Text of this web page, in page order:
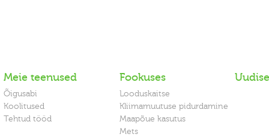
Meie teenused
Õigusabi
Koolitused
Tehtud tööd
Fookuses
Looduskaitse
Kliimamuutuse pidurdamine
Maapõue kasutus
Mets